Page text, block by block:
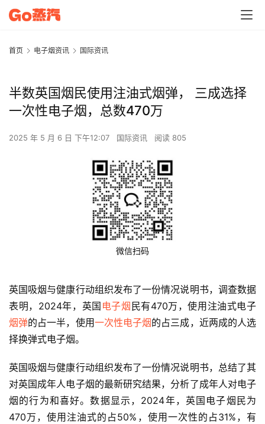
首页 电子烟资讯 国际资讯
半数英国烟民使用注油式烟弹， 三成选择
一次性电子烟，总数470万
2025 年 5 月 6 日 下午12:07 国际资讯 阅读 805
微信扫码
英国吸烟与健康行动组织发布了一份情况说明书，调查数据
表明，2024年，英国 电子烟 民有470万，使用注油式电子
烟弹的占一半，使用一次性电子烟的占三成，近两成的人选
择换弹式电子烟。
英国吸烟与健康行动组织发布了一份情况说明书，总结了其
对英国成年人电子烟的最新研究结果，分析了成年人对电子
烟的行为和喜好。数据显示，2024年，英国电子烟民为
470万，使用注油式的占50%，使用一次性的占31%，有